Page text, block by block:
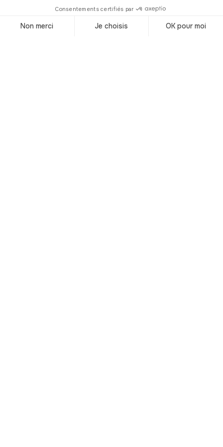
organiser votre prochain séjour malgré
de possibles averses.
savoir